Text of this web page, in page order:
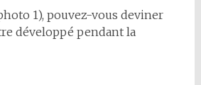
1), pouvez-vous deviner
développé pendant la